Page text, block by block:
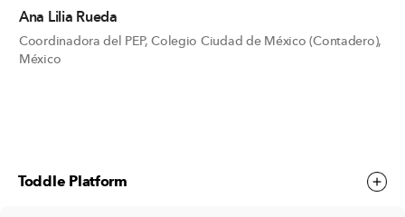
Ana Lilia Rueda
Coordinadora del PEP, Colegio Ciudad de México (Contadero),
México
Toddle Platform